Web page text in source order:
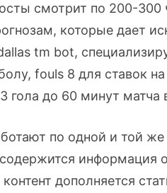
смотрит по 200-300
которые дает
tm bot,
fouls 8 для ставок
гола до 60 минут матча
по одной и той
информация
дополняется